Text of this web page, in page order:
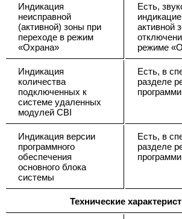
Индикация
неисправной
(активной) зоны при
переходе в режим
«Охрана»
Есть,
активной
режиме
Индикация
количества
подключенных к
системе удаленных
модулей CBI
Есть, в
разделе
Индикация версии
программного
обеспечения
основного блока
системы
Есть, в
разделе
Технические